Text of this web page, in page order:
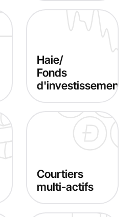
Haie/
Fonds
d'investissement
Courtiers
multi-actifs